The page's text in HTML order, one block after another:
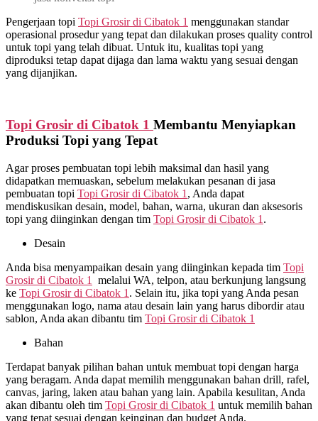
Pengerjaan topi Topi Grosir di Cibatok 1 menggunakan standar
operasional prosedur yang tepat dan dilakukan proses quality control
untuk topi yang telah dibuat. Untuk itu, kualitas topi yang
diproduksi tetap dapat dijaga dan lama waktu yang sesuai dengan
yang dijanjikan.
Topi Grosir di Cibatok 1 Membantu Menyiapkan
Produksi Topi yang Tepat
Agar proses pembuatan topi lebih maksimal dan hasil yang
didapatkan memuaskan, sebelum melakukan pesanan di jasa
pembuatan topi Topi Grosir di Cibatok 1 , Anda dapat
mendiskusikan desain, model, bahan, warna, ukuran dan aksesoris
topi yang diinginkan dengan tim Topi Grosir di Cibatok 1 .
Desain
Anda bisa menyampaikan desain yang diinginkan kepada tim Topi
Grosir di Cibatok 1
melalui WA, telpon, atau berkunjung langsung
ke Topi Grosir di Cibatok 1 . Selain itu, jika topi yang Anda pesan
menggunakan logo, nama atau desain lain yang harus dibordir atau
sablon, Anda akan dibantu tim Topi Grosir di Cibatok 1
Bahan
Terdapat banyak pilihan bahan untuk membuat topi dengan harga
yang beragam. Anda dapat memilih menggunakan bahan drill, rafel,
canvas, jaring, laken atau bahan yang lain. Apabila kesulitan, Anda
akan dibantu oleh tim Topi Grosir di Cibatok 1 untuk memilih bahan
yang tepat sesuai dengan keinginan dan budget Anda.